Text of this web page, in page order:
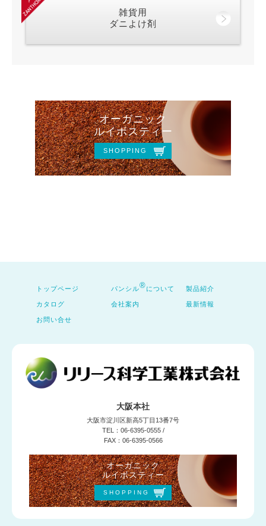
雑貨用
ダニよけ剤
オーガニック
ルイボスティー
SHOPPING
トップページ パンシル®について 製品紹介
カタログ 会社案内 最新情報
お問い合せ
大阪本社
大阪市淀川区新高5丁目13番7号
TEL：06-6395-0555 /
FAX：06-6395-0566
オーガニック
ルイボスティー
SHOPPING